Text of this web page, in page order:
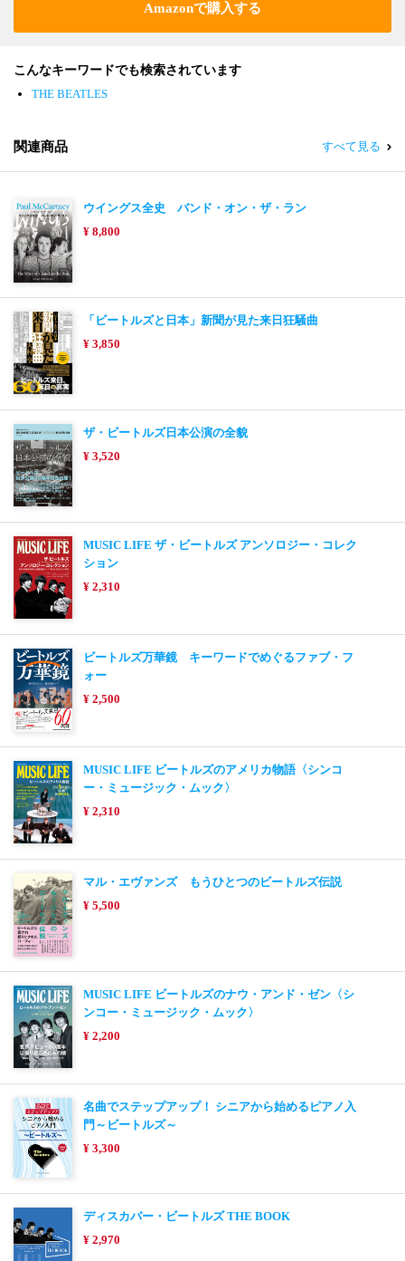
Amazonで購入する
こんなキーワードでも検索されています
THE BEATLES
関連商品 すべて見る
ウイングス全史 バンド・オン・ザ・ラン
¥ 8,800
「ビートルズと日本」新聞が見た来日狂騒曲
¥ 3,850
ザ・ビートルズ日本公演の全貌
¥ 3,520
MUSIC LIFE ザ・ビートルズ アンソロジー・コレク
ション
¥ 2,310
ビートルズ万華鏡 キーワードでめぐるファブ・フ
ォー
¥ 2,500
MUSIC LIFE ビートルズのアメリカ物語〈シンコ
ー・ミュージック・ムック〉
¥ 2,310
マル・エヴァンズ もうひとつのビートルズ伝説
¥ 5,500
MUSIC LIFE ビートルズのナウ・アンド・ゼン〈シ
ンコー・ミュージック・ムック〉
¥ 2,200
名曲でステップアップ！ シニアから始めるピアノ入
門～ビートルズ～
¥ 3,300
ディスカバー・ビートルズ THE BOOK
¥ 2,970